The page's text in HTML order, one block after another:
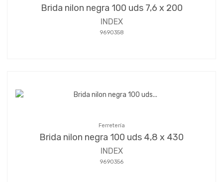
Brida nilon negra 100 uds 7,6 x 200
INDEX
9690358
Ferretería
Brida nilon negra 100 uds 4,8 x 430
INDEX
9690356